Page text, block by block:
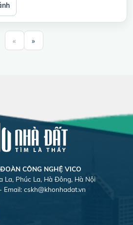
« »
CÔNG NGHỆ VICO
La, Phúc La, Hà Đông, Hà Nội
Email: cskh@khonhadat.vn